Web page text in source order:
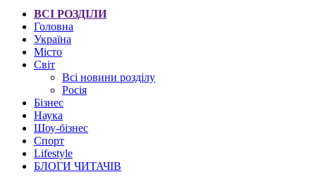
ВСІ РОЗДІЛИ
Головна
Україна
Місто
Світ
Всі новини розділу
Росія
Бізнес
Наука
Шоу-бізнес
Спорт
Lifestyle
БЛОГИ ЧИТАЧІВ